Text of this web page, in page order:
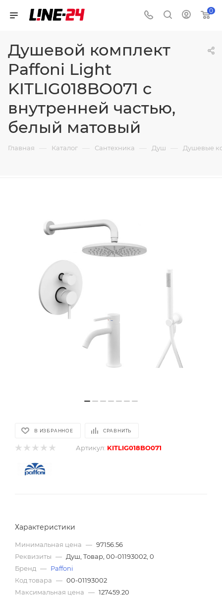
0
Душевой комплект
Paffoni Light
KITLIG018BO071 с
внутренней частью,
белый матовый
Главная — Каталог — Сантехника — Душ — Душевые
В ИЗБРАННОЕ СРАВНИТЬ
Артикул: KITLIG018BO071
Характеристики
Минимальная цена — 97156.56
Реквизиты — Душ, Товар, 00-01193002, 0
Бренд — Paffoni
Код товара — 00-01193002
Максимальная цена — 127459.20